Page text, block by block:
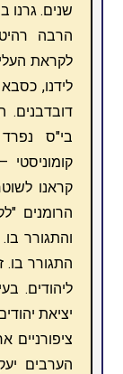
שנים. גרנו
הרבה
לקראת
לידנו,
דובדבנים.
בי"ס
קראנו
הרומנים
התגורר בו.
ליהודים.
יציאת
ציפורניים
הערבים